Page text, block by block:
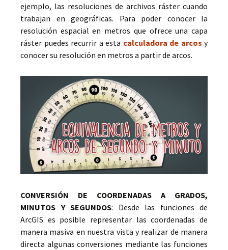
ejemplo, las resoluciones de archivos ráster cuando
trabajan en geográficas. Para poder conocer la
resolución espacial en metros que ofrece una capa
ráster puedes recurrir a esta calculadora de arcos y
conocer su resolución en metros a partir de arcos.
CONVERSIÓN DE COORDENADAS A GRADOS,
MINUTOS Y SEGUNDOS: Desde las funciones de
ArcGIS es posible representar las coordenadas de
manera masiva en nuestra vista y realizar de manera
directa algunas conversiones mediante las funciones